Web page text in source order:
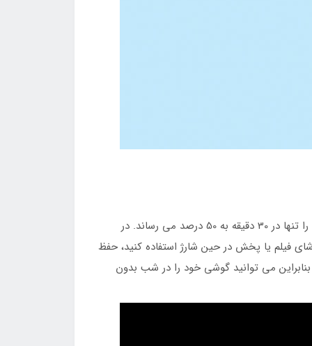
کابل Baseus Glimmer از فناوری شارژ سریع 20 واتی Power Delivery پشتیبانی می کند که سطح شارژ باتری دستگاه اپل شما را تنها در 30 دقیقه به 50 درصد می رساند. در
از تلفن برای بازی، تماشای فیلم یا پخش در حین شارژ استفاده کنید، حفظ
می توانید گوشی خود را در شب بدون